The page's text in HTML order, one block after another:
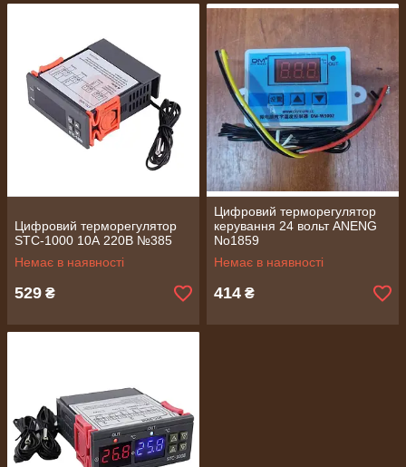
Цифровий терморегулятор
STC-1000 10А 220В №385
Немає в наявності
529 ₴
Цифровий терморегулятор
керування 24 вольт ANENG
No1859
Немає в наявності
414 ₴